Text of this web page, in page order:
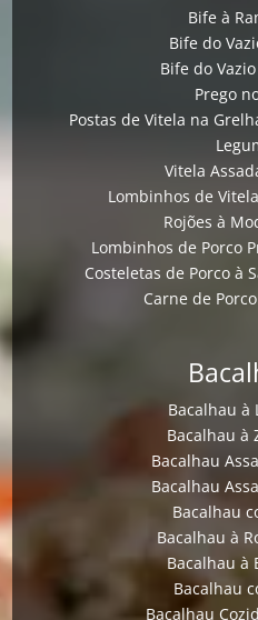
Bife à
Bife do
Bife do
Prego
Postas de Vitela na
Vitela
Lombinhos de
Rojões à
Lombinhos de Porco
Costeletas de Porco à
Carne de
Bacalhau à
Bacalhau à
Bacalhau
Bacalhau
Bacalhau
Bacalhau à
Bacalhau à
Bacalhau
Bacalhau